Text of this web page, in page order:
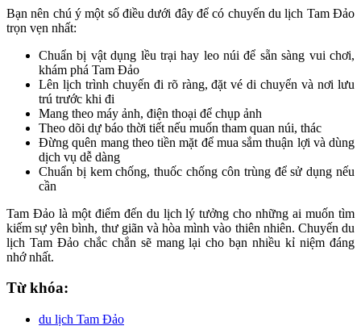
Bạn nên chú ý một số điều dưới đây để có chuyến du lịch Tam Đảo
trọn vẹn nhất:
Chuẩn bị vật dụng lều trại hay leo núi để sẵn sàng vui chơi,
khám phá Tam Đảo
Lên lịch trình chuyến đi rõ ràng, đặt vé di chuyển và nơi lưu
trú trước khi đi
Mang theo máy ảnh, điện thoại để chụp ảnh
Theo dõi dự báo thời tiết nếu muốn tham quan núi, thác
Đừng quên mang theo tiền mặt để mua sắm thuận lợi và dùng
dịch vụ dễ dàng
Chuẩn bị kem chống, thuốc chống côn trùng để sử dụng nếu
cần
Tam Đảo là một điểm đến du lịch lý tưởng cho những ai muốn tìm
kiếm sự yên bình, thư giãn và hòa mình vào thiên nhiên. Chuyến du
lịch Tam Đảo chắc chắn sẽ mang lại cho bạn nhiều kỉ niệm đáng
nhớ nhất.
Từ khóa:
du lịch Tam Đảo